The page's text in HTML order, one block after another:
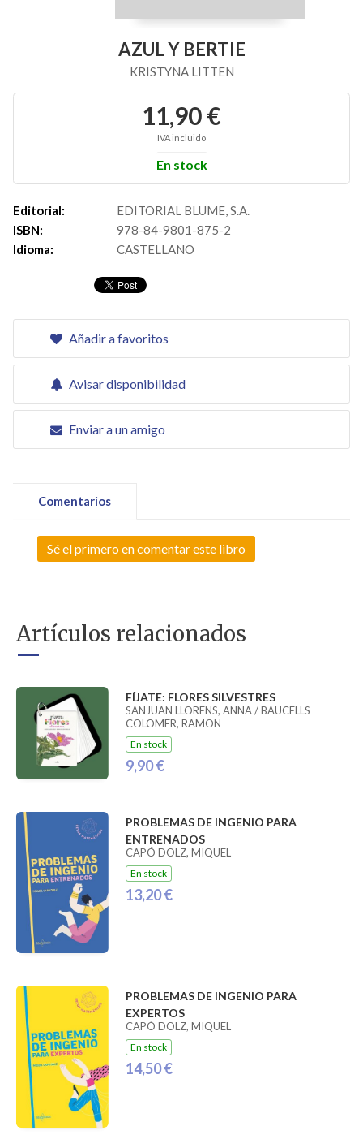
AZUL Y BERTIE
KRISTYNA LITTEN
11,90 €
IVA incluido
En stock
Editorial:
EDITORIAL BLUME, S.A.
ISBN:
978-84-9801-875-2
Idioma:
CASTELLANO
Añadir a favoritos
Avisar disponibilidad
Enviar a un amigo
Comentarios
Sé el primero en comentar este libro
Artículos relacionados
FÍJATE: FLORES SILVESTRES
SANJUAN LLORENS, ANNA / BAUCELLS
COLOMER, RAMON
En stock
9,90 €
PROBLEMAS DE INGENIO PARA
ENTRENADOS
CAPÓ DOLZ, MIQUEL
En stock
13,20 €
PROBLEMAS DE INGENIO PARA
EXPERTOS
CAPÓ DOLZ, MIQUEL
En stock
14,50 €